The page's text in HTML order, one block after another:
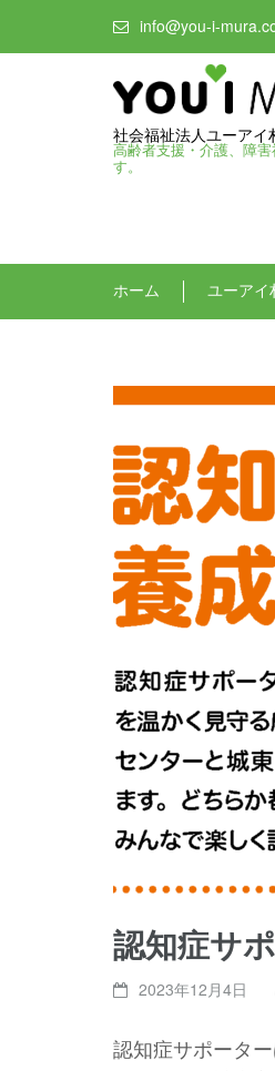
info@you-i-
社会福祉法人ユーアイ
高齢者支援・介護、障
す。
ホーム ユーアイ
認知症サ
2023年12月4日
認知症サポータ